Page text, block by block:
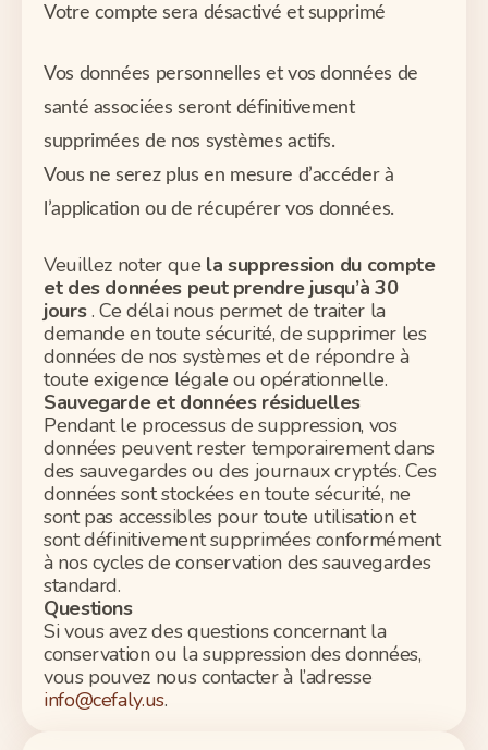
Votre compte sera désactivé et supprimé
Vos données personnelles et vos données de
santé associées seront définitivement
supprimées de nos systèmes actifs.
Vous ne serez plus en mesure d’accéder à
l’application ou de récupérer vos données.
Veuillez noter que la suppression du compte
et des données peut prendre jusqu’à 30
jours. Ce délai nous permet de traiter la
demande en toute sécurité, de supprimer les
données de nos systèmes et de répondre à
toute exigence légale ou opérationnelle.
Sauvegarde et données résiduelles
Pendant le processus de suppression, vos
données peuvent rester temporairement dans
des sauvegardes ou des journaux cryptés. Ces
données sont stockées en toute sécurité, ne
sont pas accessibles pour toute utilisation et
sont définitivementsuppriméesconformément
ànos cycles de conservation des sauvegardes
standard.
Questions
Si vous avez des questions concernant la
conservation ou la suppression des données,
vous pouvez nous contacter à l’adresse
info@cefaly.us.